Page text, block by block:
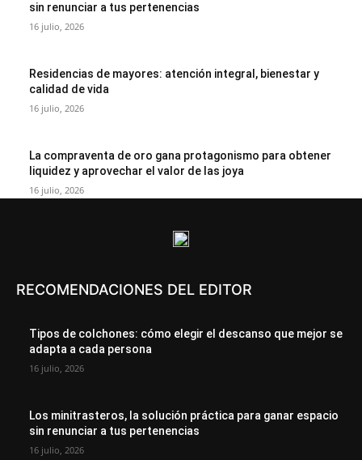
sin renunciar a tus pertenencias
16 julio, 2026
Residencias de mayores: atención integral, bienestar y
calidad de vida
16 julio, 2026
La compraventa de oro gana protagonismo para obtener
liquidez y aprovechar el valor de las joya
16 julio, 2026
RECOMENDACIONES DEL EDITOR
Tipos de colchones: cómo elegir el descanso que mejor se
adapta a cada persona
16 julio, 2026
Los minitrasteros, la solución práctica para ganar espacio
sin renunciar a tus pertenencias
16 julio, 2026